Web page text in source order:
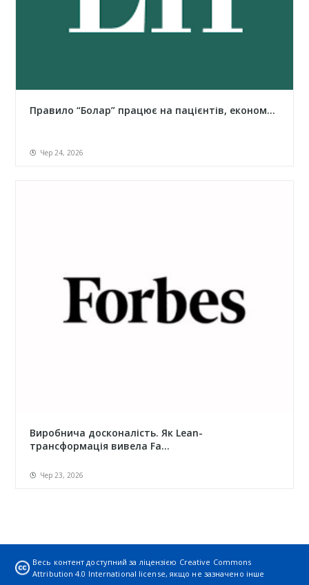
Правило “Болар” працює на пацієнтів, економ...
Чер 24, 2026
Виробнича досконалість. Як Lean-
трансформація вивела Fa...
Чер 23, 2026
Весь контент доступний за ліцензією Creative Commons
Attribution 4.0 International license, якщо не зазначено інше